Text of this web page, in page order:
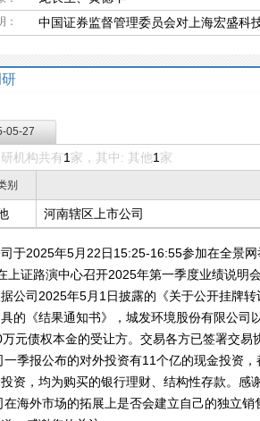
：
中国证券监督管理委员会对上海宏盛科
05-27
机构共有1 家，其中: 其他1 家
别
河南辖区上市公司
2025年5月22日15:25-16:55参加在全景网
上证路演中心召开2025年第一季度业绩说明
公司2025年5月1日披露的《关于公开挂牌
的《结果通知书》，城发环境股份有限公
元债权本金的受让方。交易各方已签署交易
一季报公布的对外投资有11个亿的现金投资
资，均为购买的银行理财、结构性存款。感
在海外市场的拓展上是否会建立自己的独立